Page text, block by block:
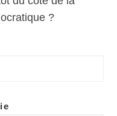
?